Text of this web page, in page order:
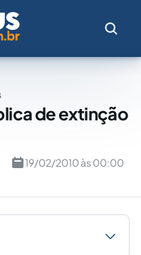
de extinção
19/02/2010 às 00:00